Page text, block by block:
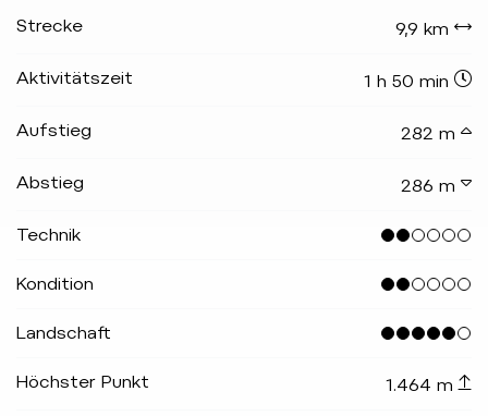
Strecke 9,9 km
Aktivitätszeit 1 h 50 min
Aufstieg 282 m
Abstieg 286 m
Technik
Kondition
Landschaft
Höchster Punkt 1.464 m